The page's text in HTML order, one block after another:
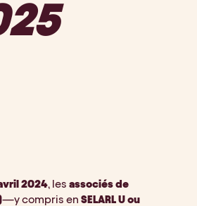
2024, les associés de
—y compris en SELARL U ou